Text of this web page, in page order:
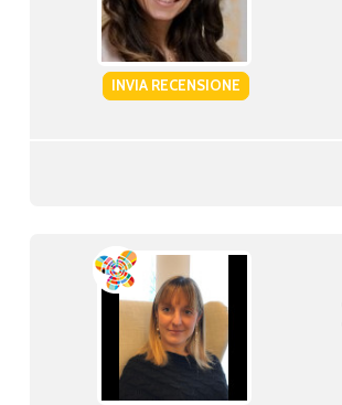
INVIA RECENSIONE